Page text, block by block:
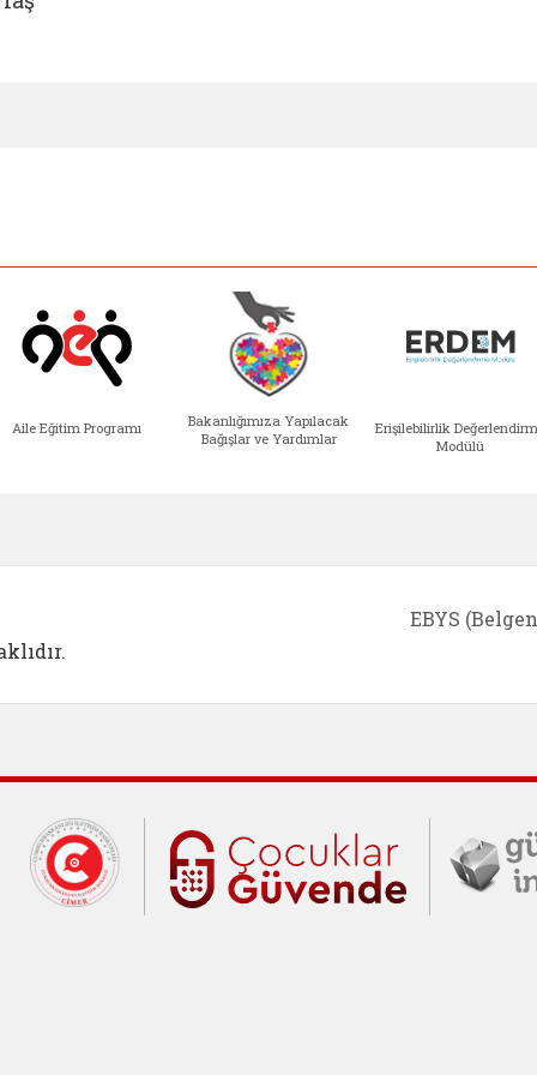
Aile Eğitim Programı
Bakanlığımıza Yapılacak
Bağışlar ve Yardımlar
Erişilebilirlik
Modülü
EBYS
Cumhurbaşkanlığı İletişim Merkezi
Çocuklar